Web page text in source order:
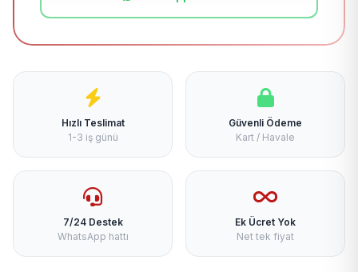
Hızlı Teslimat
1-3 iş günü
Güvenli Ödeme
Kart / Havale
7/24 Destek
WhatsApp hattı
Ek Ücret Yok
Net tek fiyat